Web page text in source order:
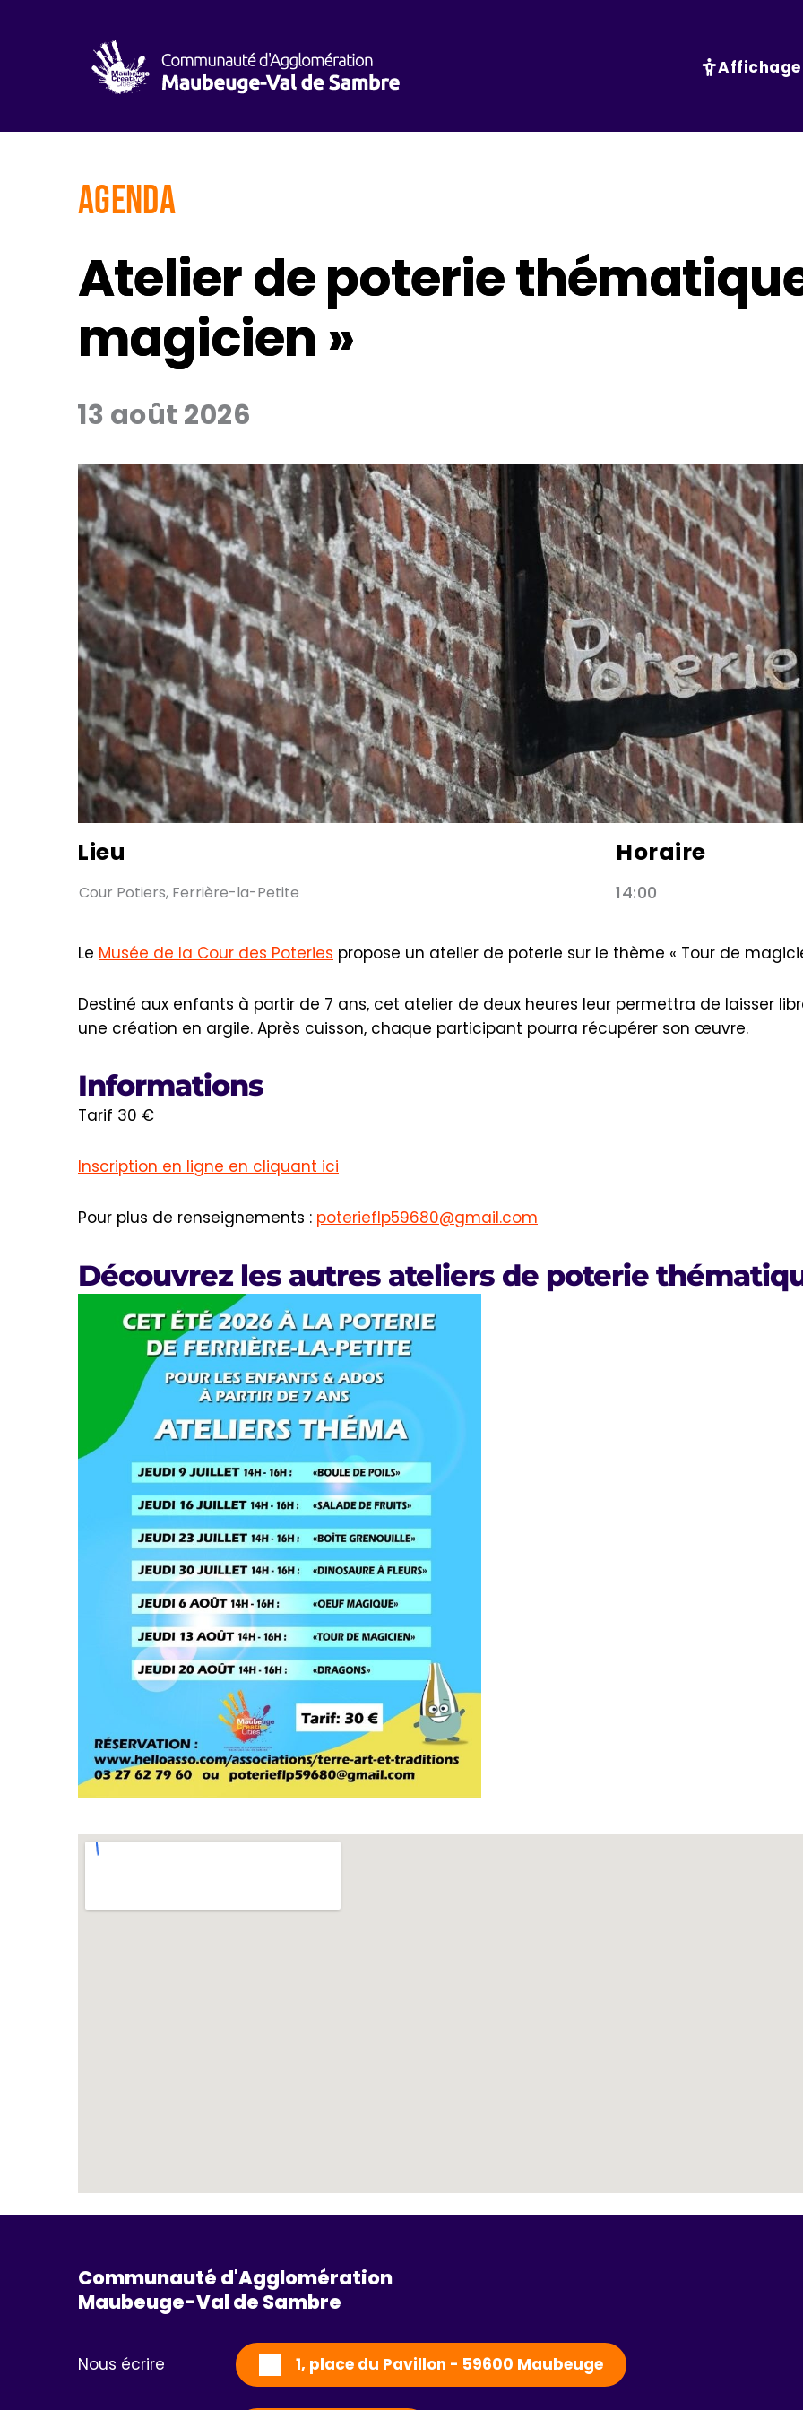
Affichage
AGENDA
Atelier de poterie
magicien »
13 août 2026
Lieu
Cour Potiers, Ferrière-la-Petite
Horaire
14:00
Le Musée de la Cour des Poteries propose un atelier de poterie sur le thème « Tour de
Destiné aux enfants à partir de 7 ans, cet atelier de deux heures leur permettra de laisser
une création en argile. Après cuisson, chaque participant pourra récupérer son œuvre.
Informations
Tarif 30 €
Inscription en ligne en cliquant ici
Pour plus de renseignements : poterieflp59680@gmail.com
Découvrez les autres ateliers de poterie
Communauté d'Agglomération
Maubeuge-Val de Sambre
Nous écrire 1, place du Pavillon - 59600 Maubeuge